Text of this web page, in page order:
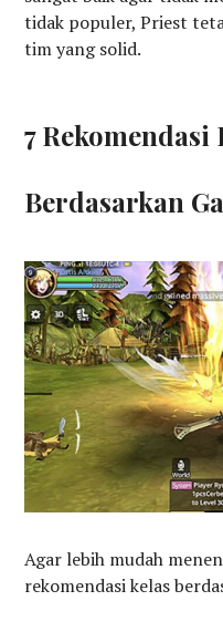
tidak populer, Priest
tim yang solid.
7
Berdasarkan
Agar lebih mudah
rekomendasi kelas